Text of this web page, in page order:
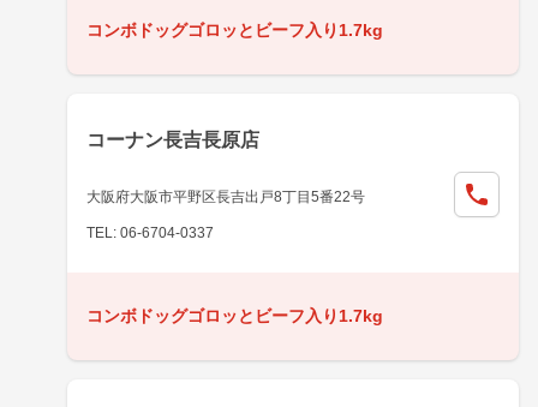
コンボドッグゴロッとビーフ入り1.7kg
コーナン長吉長原店
大阪府大阪市平野区長吉出戸8丁目5番22号
TEL: 06-6704-0337
コンボドッグゴロッとビーフ入り1.7kg